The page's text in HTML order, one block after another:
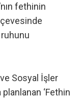
fethinin
Sosyal İşler
‘Fethin